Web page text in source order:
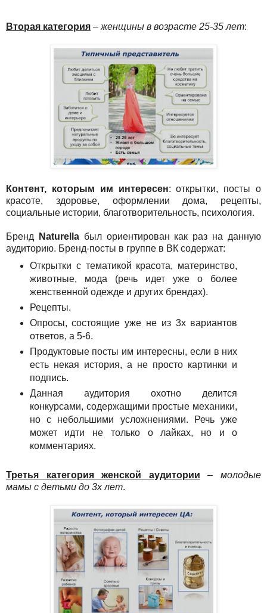
Вторая категория – женщины в возрасте 25-35 лет:
Контент, которым им интересен: открытки, посты о
красоте, здоровье, оформлении дома, рецепты,
социальные истории, благотворительность, психология.
Бренд Naturella был ориентирован как раз на данную
аудиторию. Бренд-посты в группе в ВК содержат:
Открытки с тематикой красота, материнство,
животные, мода (речь идет уже о более
женственной одежде и других брендах).
Рецепты.
Опросы, состоящие уже не из 3х вариантов
ответов, а 5-6.
Продуктовые посты им интересны, если в них
есть некая история, а не просто картинки и
подпись.
Данная аудитория охотно делится
конкурсами, содержащими простые механики,
но с небольшими усложнениями. Речь уже
может идти не только о лайках, но и о
комментариях.
Третья категория женской аудитории – молодые
мамы с детьми до 3х лет.